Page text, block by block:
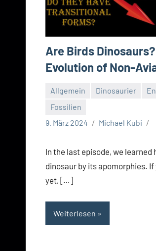
Are Birds
Evolution of Non-
Allgemein Dinosaurier
Fossilien
9. März 2024
Michael Kubi
In the last episode, we learned
dinosaur by its apomorphies. If
yet, […]
Weiterlesen